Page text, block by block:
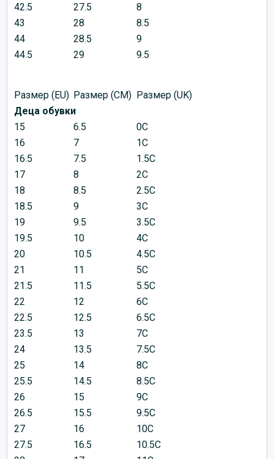
42.5
27.5
8
43
28
8.5
44
28.5
9
44.5
29 9.5
Размер (EU) Размер (CM) Размер (UK)
Деца обувки
15
6.5
0C
16
7
1C
16.5
7.5
1.5C
17
8
2C
18
8.5
2.5C
18.5
9
3C
19
9.5
3.5C
19.5
10
4C
20
10.5
4.5C
21
11
5C
21.5
11.5
5.5C
22
12
6C
22.5
12.5
6.5C
23.5
13
7C
24
13.5
7.5C
25
14
8C
25.5
14.5
8.5C
26
15
9C
26.5
15.5
9.5C
27
16
10C
27.5
16.5
10.5C